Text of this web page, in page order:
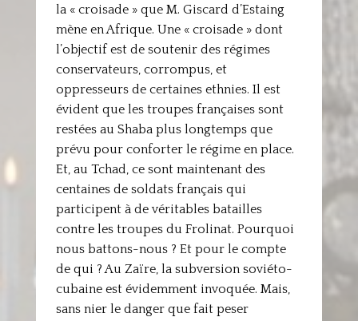
la « croisade » que M. Giscard d’Estaing
mène en Afrique. Une « croisade » dont
l’objectif est de soutenir des régimes
conservateurs, corrompus, et
oppresseurs de certaines ethnies. Il est
évident que les troupes françaises sont
restées au Shaba plus longtemps que
prévu pour conforter le régime en place.
Et, au Tchad, ce sont maintenant des
centaines de soldats français qui
participent à de véritables batailles
contre les troupes du Frolinat. Pourquoi
nous battons-nous ? Et pour le compte
de qui ? Au Zaïre, la subversion soviéto-
cubaine est évidemment invoquée. Mais,
sans nier le danger que fait peser